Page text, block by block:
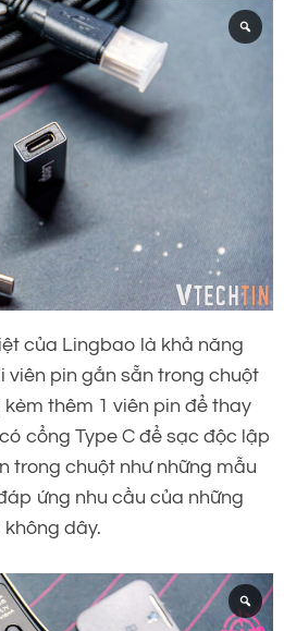
của Lingbao là khả năng
viên pin gắn sẵn trong chuột
thêm 1 viên pin để thay
cổng Type C để sạc độc lập
trong chuột như những mẫu
ứng nhu cầu của những
dây.